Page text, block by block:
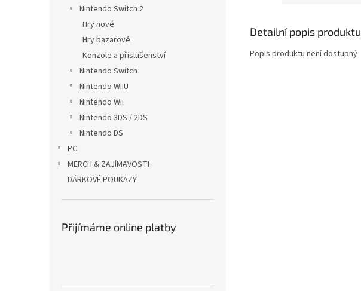
Nintendo Switch 2
Hry nové
Hry bazarové
Konzole a příslušenství
Nintendo Switch
Nintendo WiiU
Nintendo Wii
Nintendo 3DS / 2DS
Nintendo DS
PC
MERCH & ZAJÍMAVOSTI
DÁRKOVÉ POUKAZY
Přijímáme online platby
Detailní popis produktu
Popis produktu není dostupný